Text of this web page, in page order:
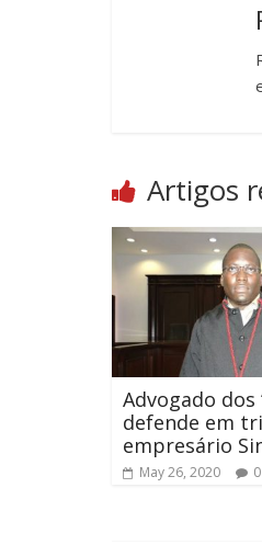
Artigos
Advogado dos
defende em
empresário
May 26, 2020 0